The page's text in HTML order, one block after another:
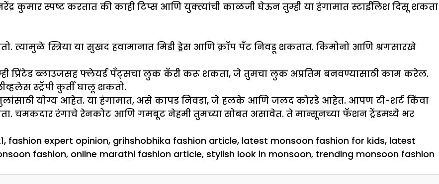
कुमार स्पष्ट करतात की काही टिप्स आणि युक्त्यांची काळजी घेऊन तुम्ही या हंगामात स्टाईलिश दिसू शकता
स्त्रिया या सुखद हवामानात मिडी ड्रेस आणि क्रॉप पँट निवडू शकतात. किमोनो आणि श्रगसारखे
प्रिंटेड ब्लाउजसह फ्लेयर्ड पॅंट्सचा लुक कॅरी करू शकता, जे तुमचा लुक अप्रतिम बनवण्यासाठी काम करेल.
स्ट्रॅपी कुर्ती घालू शकतो.
योग्य आहेत. या हंगामात, असे कापड निवडा, जे हलके आणि जलद कोरडे आहेत. आपण टी-शर्ट किंवा
चमकदार रंगाचे रेनकोट आणि गमबूट नेहमी तुमच्या सोबत असावेत. ते मान्सूनच्या फॅशन ट्रेंडमध्ये भर
, fashion expert opinion, grihshobhika fashion article, latest monsoon fashion for kids, latest
fashion, online marathi fashion article, stylish look in monsoon, trending monsoon fashion